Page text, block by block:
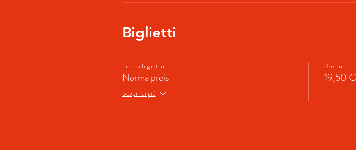
Biglietti
Tipo di biglietto
Normalpreis
Scopri di più
Prezzo
19,50 €